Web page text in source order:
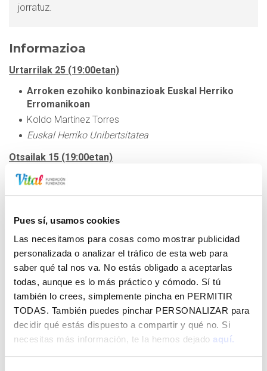
Pues sí, usamos cookies
Las necesitamos para cosas como mostrar publicidad
personalizada o analizar el tráfico de esta web para
saber qué tal nos va. No estás obligado a aceptarlas
todas, aunque es lo más práctico y cómodo. Sí tú
también lo crees, simplemente pincha en PERMITIR
TODAS. También puedes pinchar PERSONALIZAR para
decidir qué estás dispuesto a compartir y qué no. Si
necesitas más información, te la hemos dejado aquí.
jorratuz.
Informazioa
Urtarrilak 25 (19:00etan)
Arroken ezohiko konbinazioak Euskal Herriko
Erromanikoan
Koldo Martínez Torres
Euskal Herriko Unibertsitatea
Otsailak 15 (19:00etan)
Narrazioa, debozioa eta drama: eskultura
Bartzelonako Unibertsitate Autonomoa
Martxoak 1 (19:00etan)
Zilargintza erromanikoaren materia eta sinboloa
César García Álvarez
Leongo Unibertsitatea
Martxoak 22 (19:00etan)
Espazioa jantzi eta gorpuntza jantzi. Oihalak tenplu